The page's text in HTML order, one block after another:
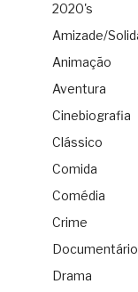
2020's
Amizade/
Animação
Aventura
Cinebiografia
Clássico
Comida
Comédia
Crime
Documentário
Drama